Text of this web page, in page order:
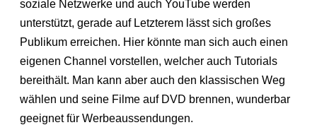
soziale Netzwerke und auch YouTube werden
unterstützt, gerade auf Letzterem lässt sich großes
Publikum erreichen. Hier könnte man sich auch einen
eigenen Channel vorstellen, welcher auch Tutorials
bereithält. Man kann aber auch den klassischen Weg
wählen und seine Filme auf DVD brennen, wunderbar
geeignet für Werbeaussendungen.